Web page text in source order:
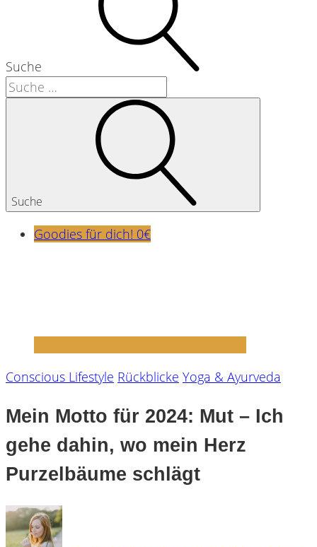
Suche
Suche
Goodies für dich! 0€
Conscious Lifestyle Rückblicke Yoga & Ayurveda
Mein Motto für 2024: Mut – Ich
gehe dahin, wo mein Herz
Purzelbäume schlägt